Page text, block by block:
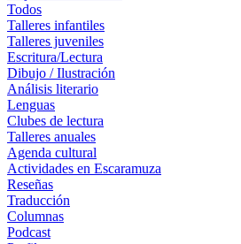
Todos
Talleres infantiles
Talleres juveniles
Escritura/Lectura
Dibujo / Ilustración
Análisis literario
Lenguas
Clubes de lectura
Talleres anuales
Agenda cultural
Actividades en Escaramuza
Reseñas
Traducción
Columnas
Podcast